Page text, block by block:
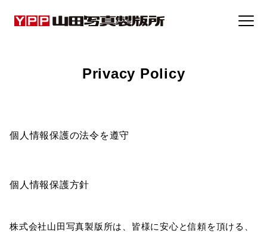
事例集
企業情報
採用情報
お問い合わせ
Privacy Policy
個人情報保護の法令を遵守
個人情報保護方針
株式会社山田写真製版所は、皆様に安心と信頼を頂ける、